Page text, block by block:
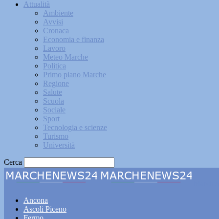
Attualità
Ambiente
Avvisi
Cronaca
Economia e finanza
Lavoro
Meteo Marche
Politica
Primo piano Marche
Regione
Salute
Scuola
Sociale
Sport
Tecnologia e scienze
Turismo
Università
Cerca
Ancona
Ascoli Piceno